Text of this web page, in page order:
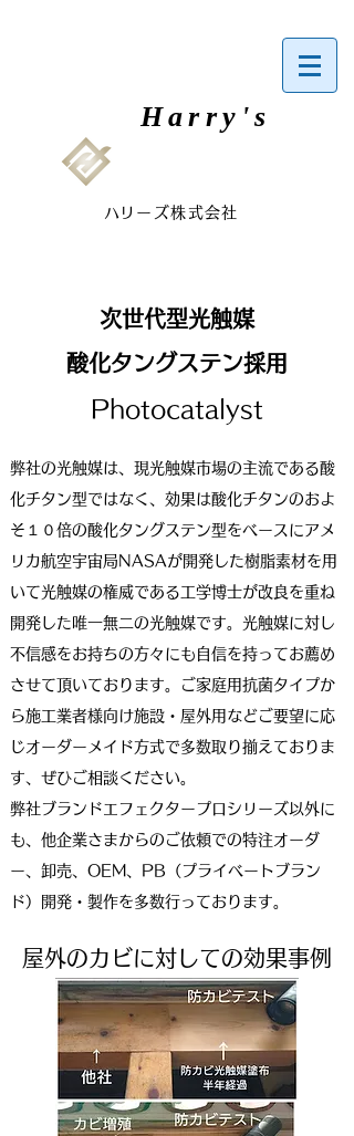
​Harry's
​ハリーズ株式会社
次世代型光触媒
​酸化タングステン採用
Photocatalyst
弊社の光触媒は、現光触媒市場の主流である酸
化チタン型ではなく、効果は酸化チタンのおよ
そ１０倍の酸化タングステン型をベースにアメ
リカ航空宇宙局NASAが開発した樹脂素材を用
いて光触媒の権威である工学博士が改良を重ね
開発した唯一無二の光触媒です。光触媒に対し
不信感をお持ちの方々にも自信を持ってお薦め
させて頂いております。ご家庭用抗菌タイプか
ら施工業者様向け施設・屋外用などご要望に応
じオーダーメイド方式で多数取り揃えておりま
す、ぜひご相談ください。
弊社ブランドエフェクタープロシリーズ以外に
も、他企業さまからのご依頼での特注オーダ
ー、卸売、OEM、PB（プライベートブラン
ド）開発・製作を多数行っております。
​屋外のカビに対しての効果事例